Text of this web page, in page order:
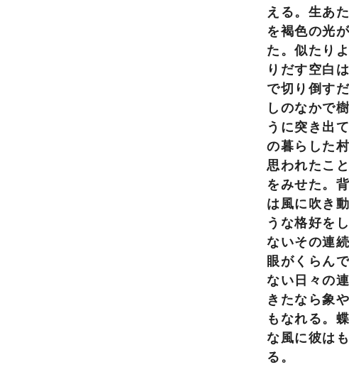
える。生あ
を褐色の光
た。似たり
りだす空白
で切り倒す
しのなかで
うに突き出
の暮らした
思われたこ
をみせた。
は風に吹き
うな格好を
ないその連
眼がくらん
ない日々の
きたなら象
もなれる。
な風に彼は
る。